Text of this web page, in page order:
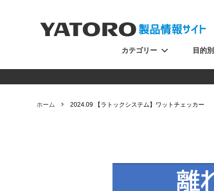
カテゴリー 目的別
ホーム 2024.09 【ラトックシステム】ワットチェッカー